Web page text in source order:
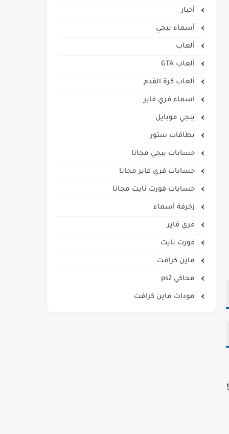
لـ 512
أخبار
أسماء ببجي
ألعاب
ألعاب GTA
ألعاب كرة القدم
اسماء فري فاير
ببجي موبايل
بطاقات ستور
حسابات ببجي مجانا
حسابات فري فاير مجانا
حسابات فورت نايت مجانا
زخرفة أسماء
فري فاير
فورت نايت
ماين كرافت
محاكي ps2
مودات ماين كرافت